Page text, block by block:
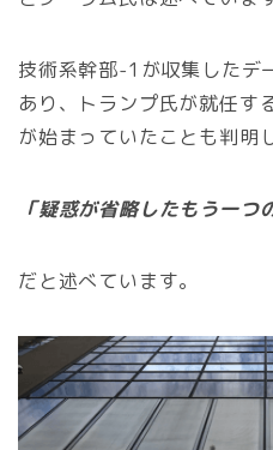
技術系幹部-1が収集したデ
あり、トランプ氏が就任
が始まっていたことも判明
「疑惑が省略したもう一つ
だと述べています。